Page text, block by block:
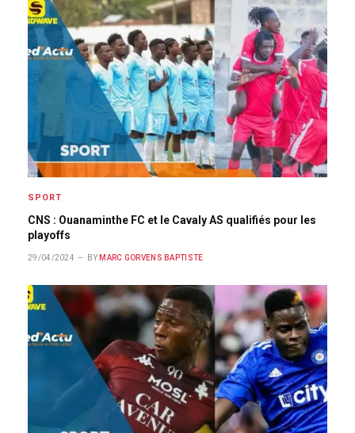
SPORT
CNS : Ouanaminthe FC et le Cavaly AS qualifiés pour les
playoffs
29/04/2024 BY MARC GORVENS BAPTISTE